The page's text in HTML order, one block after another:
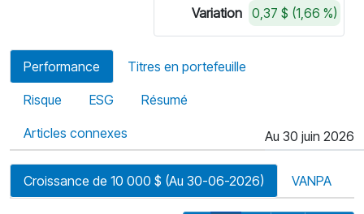
Variation 0,37 $ (1,66 %)
Performance Titres en portefeuille
Risque ESG Résumé
Articles connexes Au 30 juin 2026
Croissance de 10 000 $ (Au 30-06-2026) VANPA